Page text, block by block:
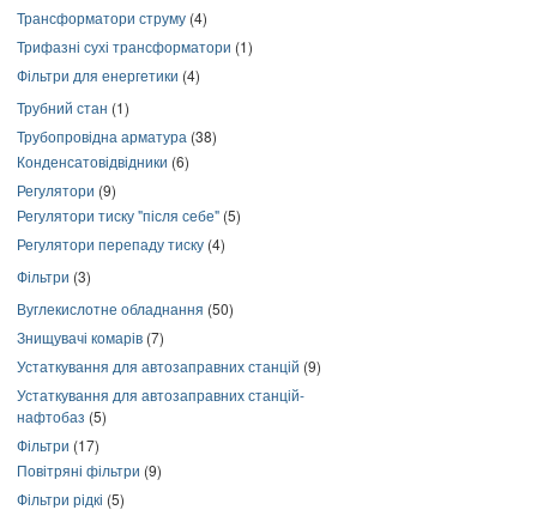
Трансформатори струму (4)
Трифазні сухі трансформатори (1)
Фільтри для енергетики (4)
Трубний стан (1)
Трубопровідна арматура (38)
Конденсатовідвідники (6)
Регулятори (9)
Регулятори тиску "після себе" (5)
Регулятори перепаду тиску (4)
Фільтри (3)
Вуглекислотне обладнання (50)
Знищувачі комарів (7)
Устаткування для автозаправних станцій (9)
Устаткування для автозаправних станцій-
нафтобаз (5)
Фільтри (17)
Повітряні фільтри (9)
Фільтри рідкі (5)